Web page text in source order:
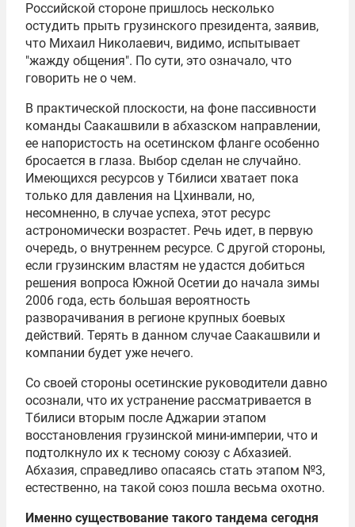
Российской стороне пришлось несколько
остудить прыть грузинского президента, заявив,
что Михаил Николаевич, видимо, испытывает
"жажду общения". По сути, это означало, что
говорить не о чем.
В практической плоскости, на фоне пассивности
команды Саакашвили в абхазском направлении,
ее напористость на осетинском фланге особенно
бросается в глаза. Выбор сделан не случайно.
Имеющихся ресурсов у Тбилиси хватает пока
только для давления на Цхинвали, но,
несомненно, в случае успеха, этот ресурс
астрономически возрастет. Речь идет, в первую
очередь, о внутреннем ресурсе. С другой стороны,
если грузинским властям не удастся добиться
решения вопроса Южной Осетии до начала зимы
2006 года, есть большая вероятность
разворачивания в регионе крупных боевых
действий. Терять в данном случае Саакашвили и
компании будет уже нечего.
Со своей стороны осетинские руководители давно
осознали, что их устранение рассматривается в
Тбилиси вторым после Аджарии этапом
восстановления грузинской мини-империи, что и
подтолкнуло их к тесному союзу с Абхазией.
Абхазия, справедливо опасаясь стать этапом №3,
естественно, на такой союз пошла весьма охотно.
Именно существование такого тандема сегодня